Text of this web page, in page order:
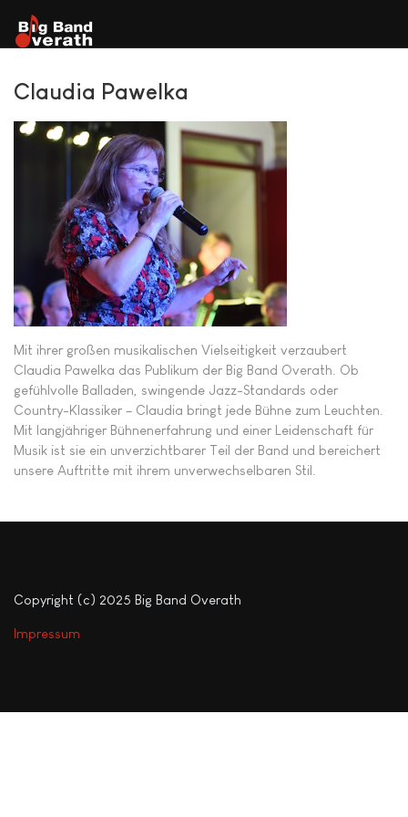
Claudia Pawelka
Mit ihrer großen musikalischen Vielseitigkeit verzaubert
Claudia Pawelka das Publikum der Big Band Overath. Ob
gefühlvolle Balladen, swingende Jazz-Standards oder
Country-Klassiker – Claudia bringt jede Bühne zum Leuchten.
Mit langjähriger Bühnenerfahrung und einer Leidenschaft für
Musik ist sie ein unverzichtbarer Teil der Band und bereichert
unsere Auftritte mit ihrem unverwechselbaren Stil.
Copyright (c) 2025 Big Band Overath
Impressum